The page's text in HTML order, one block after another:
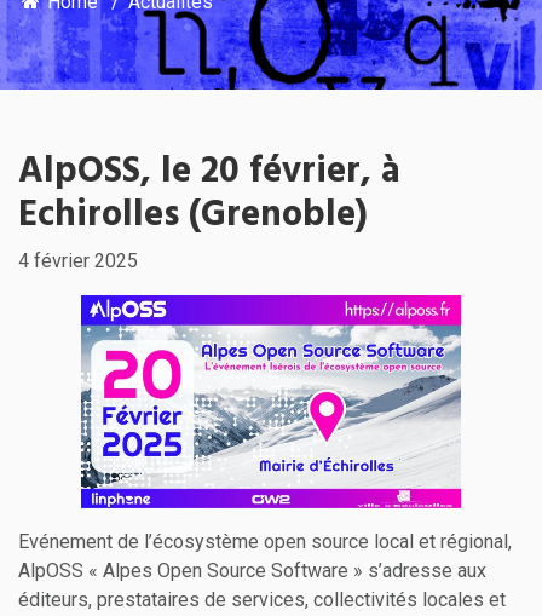
AlpOSS, le 20 février, à
Echirolles (Grenoble)
4 février 2025
Evénement de l’écosystème open source local et régional,
AlpOSS « Alpes Open Source Software » s’adresse aux
éditeurs, prestataires de services, collectivités locales et